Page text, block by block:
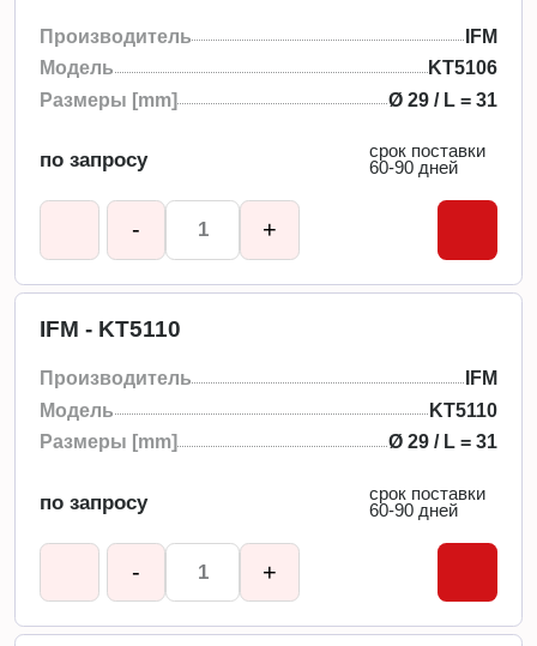
Производитель
IFM
Модель
KT5106
Размеры [mm]
Ø 29 / L = 31
по запросу
срок поставки
60-90 дней
- +
IFM - KT5110
Производитель
IFM
Модель
KT5110
Размеры [mm]
Ø 29 / L = 31
по запросу
срок поставки
60-90 дней
- +